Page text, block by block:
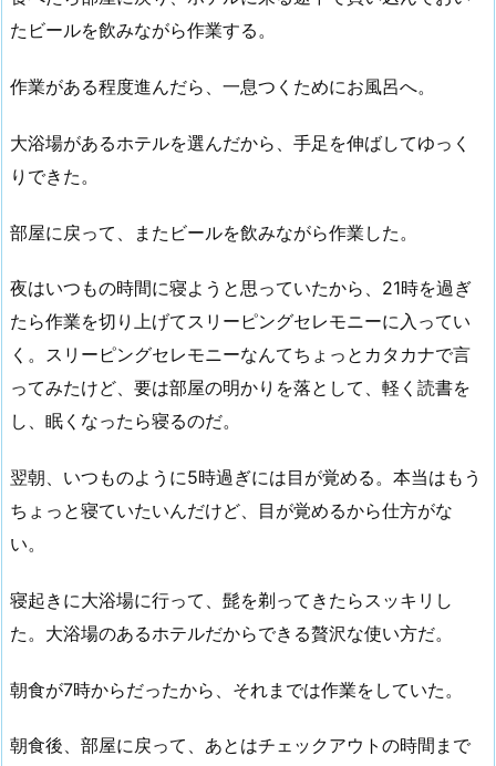
たビールを飲みながら作業する。
作業がある程度進んだら、一息つくためにお風呂へ。
大浴場があるホテルを選んだから、手足を伸ばしてゆっく
りできた。
部屋に戻って、またビールを飲みながら作業した。
夜はいつもの時間に寝ようと思っていたから、21時を過ぎ
たら作業を切り上げてスリーピングセレモニーに入ってい
く。スリーピングセレモニーなんてちょっとカタカナで言
ってみたけど、要は部屋の明かりを落として、軽く読書を
し、眠くなったら寝るのだ。
翌朝、いつものように5時過ぎには目が覚める。本当はもう
ちょっと寝ていたいんだけど、目が覚めるから仕方がな
い。
寝起きに大浴場に行って、髭を剃ってきたらスッキリし
た。大浴場のあるホテルだからできる贅沢な使い方だ。
朝食が7時からだったから、それまでは作業をしていた。
朝食後、部屋に戻って、あとはチェックアウトの時間まで